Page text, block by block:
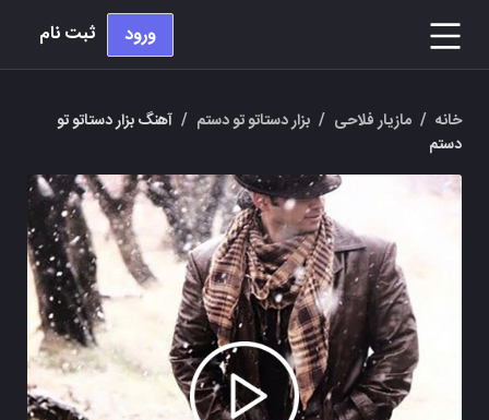
ورود ثبت نام
خانه / مازیار فلاحی / بزار دستاتو تو دستم / آهنگ بزار دستاتو تو
دستم